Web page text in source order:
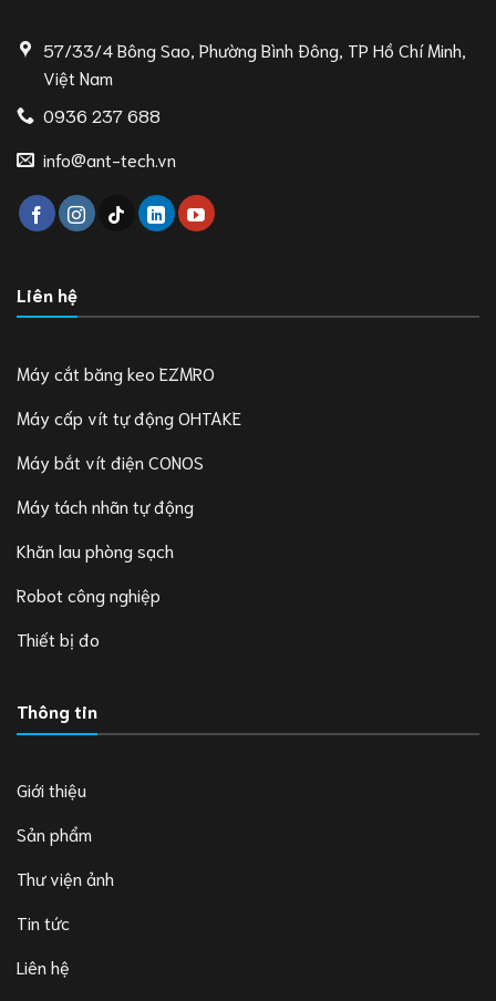
57/33/4 Bông Sao, Phường Bình Đông, TP Hồ Chí Minh,
Việt Nam
0936 237 688
info@ant-tech.vn
Liên hệ
Máy cắt băng keo EZMRO
Máy cấp vít tự động OHTAKE
Máy bắt vít điện CONOS
Máy tách nhãn tự động
Khăn lau phòng sạch
Robot công nghiệp
Thiết bị đo
Thông tin
Giới thiệu
Sản phẩm
Thư viện ảnh
Tin tức
Liên hệ